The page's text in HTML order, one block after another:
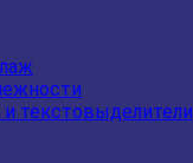
текстовыделители